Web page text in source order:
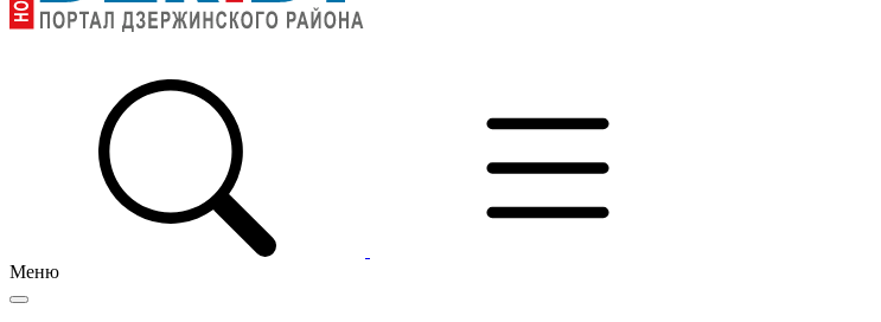
Меню